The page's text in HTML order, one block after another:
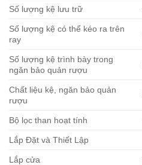
Số lượng kệ lưu trữ
Số lượng kệ có thể kéo ra trên
ray
Số lượng kệ trình bày trong
ngăn bảo quản rượu
Chất liệu kệ, ngăn bảo quản
rượu
Bộ lọc than hoạt tính
Lắp Đặt và Thiết Lập
Lắp cửa